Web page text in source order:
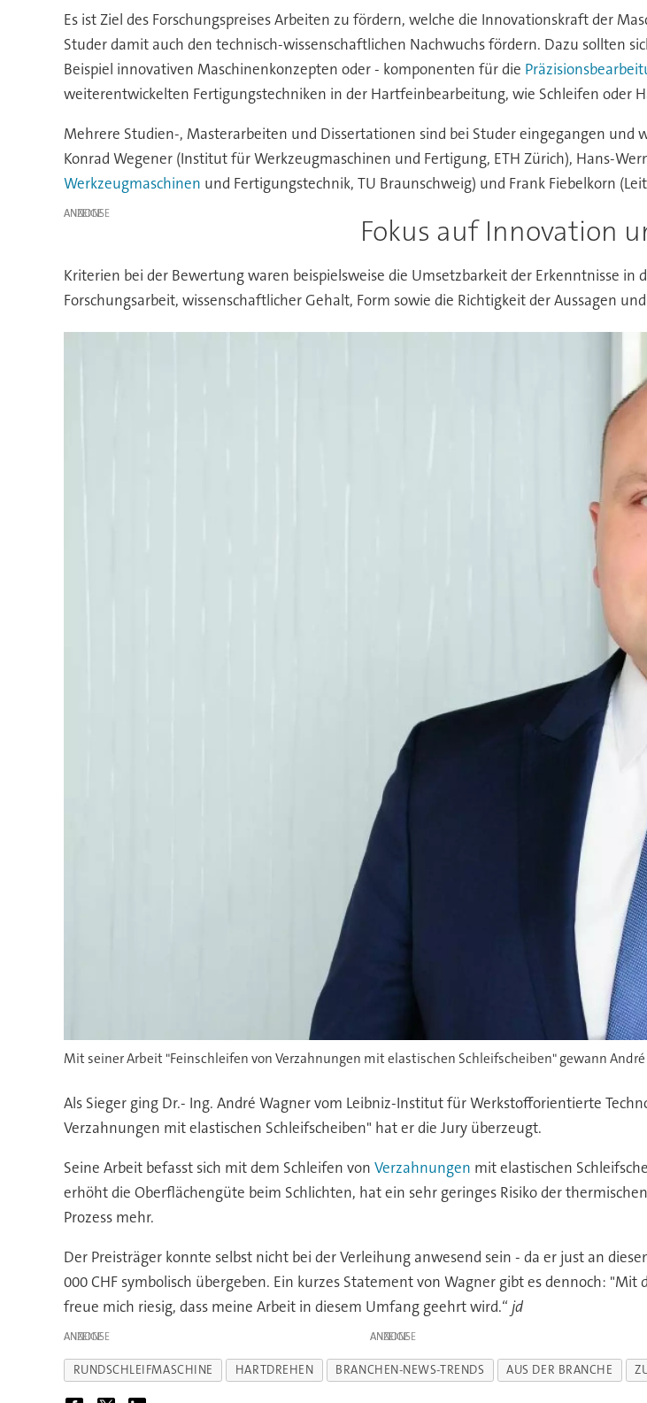
Es ist Ziel des Forschungspreises Arbeiten zu fördern, welche die Innovationskraft der
Studer damit auch den technisch-wissenschaftlichen Nachwuchs fördern. Dazu sollten
Beispiel innovativen Maschinenkonzepten oder - komponenten für die
weiterentwickelten Fertigungstechniken in der Hartfeinbearbeitung, wie Schleifen oder
Mehrere Studien-, Masterarbeiten und Dissertationen sind bei Studer eingegangen und
Konrad Wegener (Institut für Werkzeugmaschinen und Fertigung, ETH Zürich), Hans-
Werkzeugmaschinen und Fertigungstechnik, TU Braunschweig) und Frank Fiebelkorn
ANZEIGE Fokus auf Innovation
Kriterien bei der Bewertung waren beispielsweise die Umsetzbarkeit der Erkenntnisse
Forschungsarbeit, wissenschaftlicher Gehalt, Form sowie die Richtigkeit der Aussagen
Mit seiner Arbeit "Feinschleifen von Verzahnungen mit elastischen Schleifscheiben" gewann
Als Sieger ging Dr.- Ing. André Wagner vom Leibniz-Institut für Werkstofforientierte
Verzahnungen mit elastischen Schleifscheiben" hat er die Jury überzeugt.
Seine Arbeit befasst sich mit dem Schleifen von Verzahnungen mit elastischen
erhöht die Oberflächengüte beim Schlichten, hat ein sehr geringes Risiko der
Prozess mehr.
Der Preisträger konnte selbst nicht bei der Verleihung anwesend sein - da er just an
000 CHF symbolisch übergeben. Ein kurzes Statement von Wagner gibt es dennoch:
freue mich riesig, dass meine Arbeit in diesem Umfang geehrt wird.“ jd
ANZEIGE ANZEIGE
RUNDSCHLEIFMASCHINE HARTDREHEN BRANCHEN-NEWS-TRENDS AUS DER BRANCHE